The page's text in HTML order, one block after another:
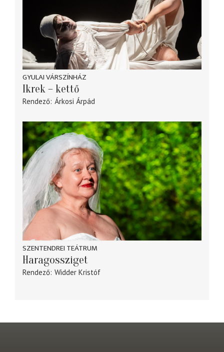
GYULAI VÁRSZÍNHÁZ
Ikrek – kettő
Rendező Árkosi Árpád
SZENTENDREI TEÁTRUM
Haragossziget
Rendező Widder Kristóf